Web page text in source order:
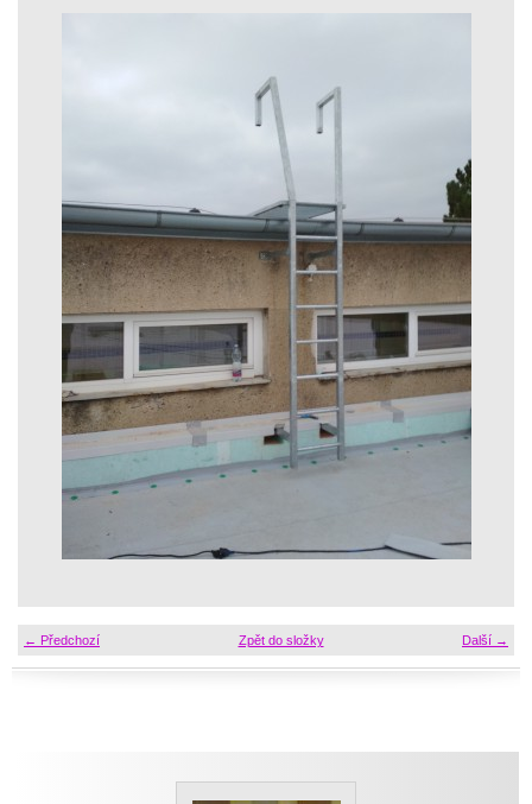
← Předchozí Další →
Zpět do složky